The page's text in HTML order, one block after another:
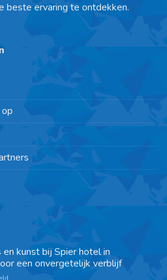
beste ervaring te ontdekken.
kunst bij Spier hotel in
een onvergetelijk verblijf